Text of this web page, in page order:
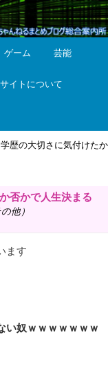
ゲーム 芸能
サイトについて
歴の大切さに気付けたか
否かで人生決まる
他）
ます
い奴ｗｗｗｗｗｗｗ